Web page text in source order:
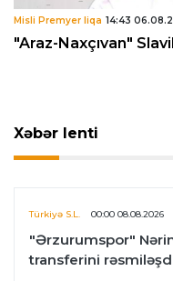
Misli Premyer liqa 14:43
"Araz-Naxçıvan"
Xəbər lenti
Türkiyə S.L. 00:00 08.08.2026
"Ərzurumspor"
transferini